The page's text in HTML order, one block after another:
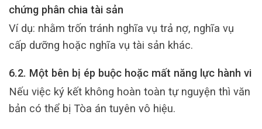
chứng phân chia tài sản
Ví dụ: nhằm trốn tránh nghĩa vụ trả nợ, nghĩa vụ
cấp dưỡng hoặc nghĩa vụ tài sản khác.
6.2. Một bên bị ép buộc hoặc mất năng lực hành vi
Nếu việc ký kết không hoàn toàn tự nguyện thì văn
bản có thể bị Tòa án tuyên vô hiệu.